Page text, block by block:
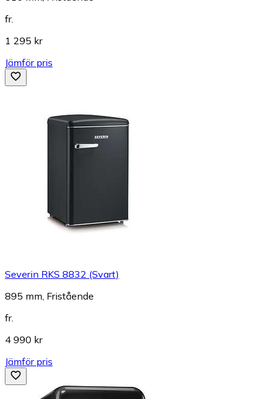
fr.
1 295 kr
Jämför pris
Severin RKS 8832 (Svart)
895 mm, Fristående
fr.
4 990 kr
Jämför pris